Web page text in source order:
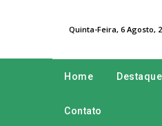
Quinta-Feira, 6 Agosto,
Home
Contato